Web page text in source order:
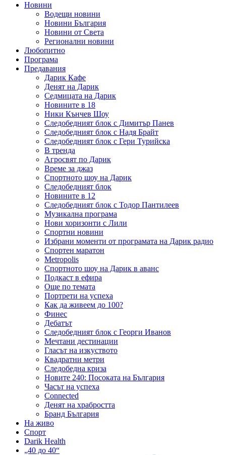
Новини
Водещи новини
Новини България
Новини от Света
Регионални новини
Любопитно
Програма
Предавания
Дарик Кафе
Денят на Дарик
Седмицата на Дарик
Новините в 18
Ники Кънчев Шоу
Следобедният блок с Димитър Панев
Следобедният блок с Надя Брайт
Следобедният блок с Гери Турийска
В тренда
Агросвят по Дарик
Време за джаз
Спортното шоу на Дарик
Следобедният блок
Новините в 12
Следобедният блок с Тодор Пантилеев
Музикална програма
Нови хоризонти с Лили
Спортни новини
Избрани моменти от програмата на Дарик радио
Спортен маратон
Metropolis
Спортното шоу на Дарик в аванс
Подкаст в ефира
Още по темата
Портрети на успеха
Как да живеем до 100?
Финес
Дебатът
Следобедният блок с Георги Иванов
Мечтани дестинации
Гласът на изкуството
Квадратни метри
Следобедна криза
Новите 240: Посоката на България
Часът на успеха
Connected
Денят на храбростта
Бранд България
На живо
Спорт
Darik Health
„40 до 40“